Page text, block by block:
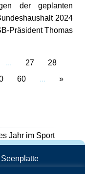
der geplanten
2024
Präsident Thomas
... 27
28
60 ...
»